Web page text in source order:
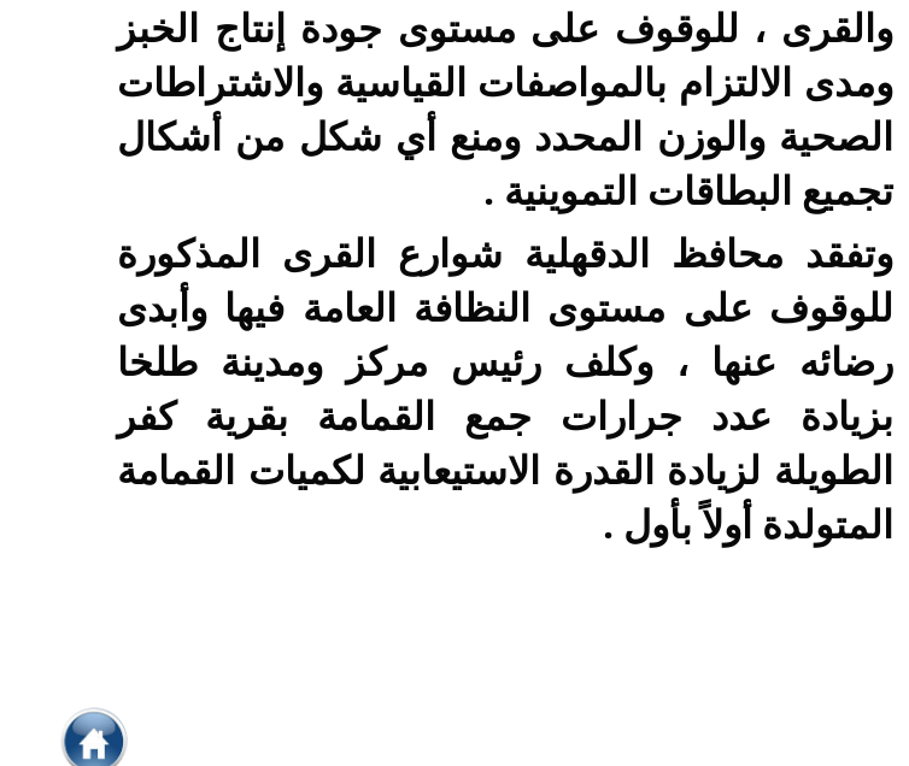
والقرى ، للوقوف على مستوى جودة إنتاج الخبز
ومدى الالتزام بالمواصفات القياسية والاشتراطات
الصحية والوزن المحدد ومنع أي شكل من أشكال
تجميع البطاقات التموينية .
وتفقد محافظ الدقهلية شوارع القرى المذكورة
للوقوف على مستوى النظافة العامة فيها وأبدى
رضائه عنها ، وكلف رئيس مركز ومدينة طلخا
بزيادة عدد جرارات جمع القمامة بقرية كفر
الطويلة لزيادة القدرة الاستيعابية لكميات القمامة
المتولدة أولاً بأول .